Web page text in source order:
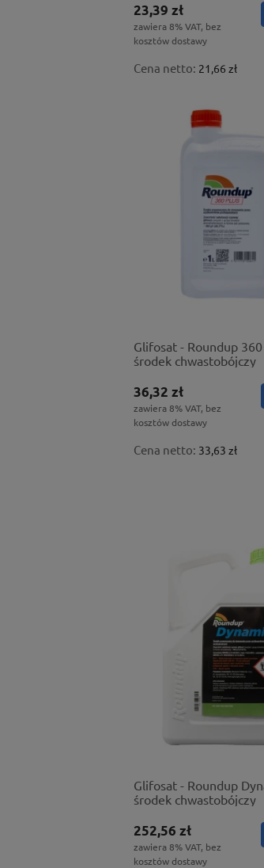
23,39 zł
zawiera 8% VAT, bez
kosztów dostawy
Cena netto: 21,66 zł
Glifosat - Roundup 360
środek chwastobójczy
36,32 zł
zawiera 8% VAT, bez
kosztów dostawy
Cena netto: 33,63 zł
Glifosat - Roundup
środek chwastobójczy
252,56 zł
zawiera 8% VAT, bez
kosztów dostawy